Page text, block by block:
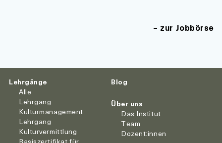
zur Jobbörse
Lehrgänge
Alle
Lehrgang
Kulturmanagement
Lehrgang
Kulturvermittlung
Blog
Über uns
Das Institut
Team
Dozent:innen